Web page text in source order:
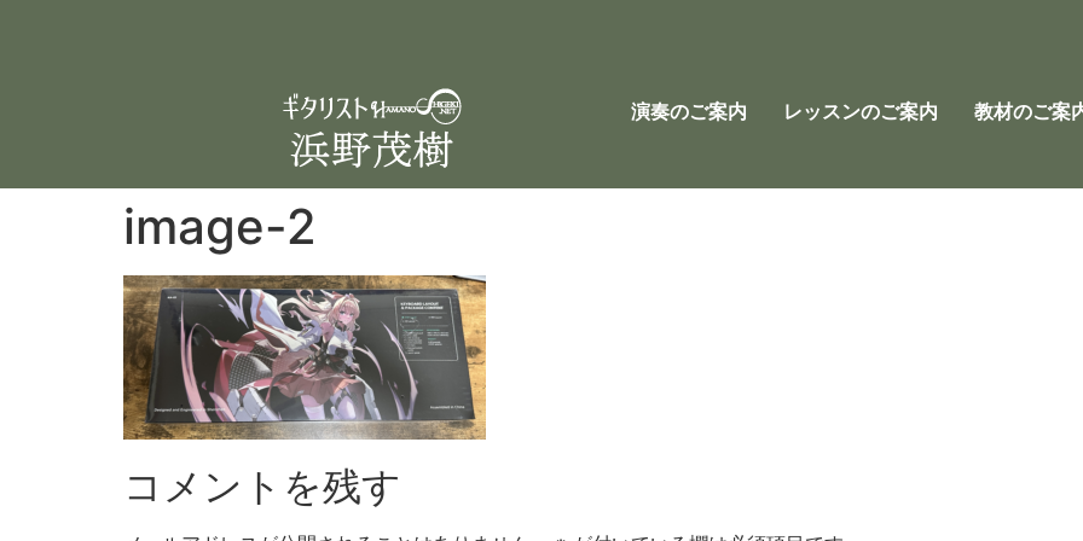
演奏のご案内 レッスンのご案内 教材のご案
image-2
コメントを残す